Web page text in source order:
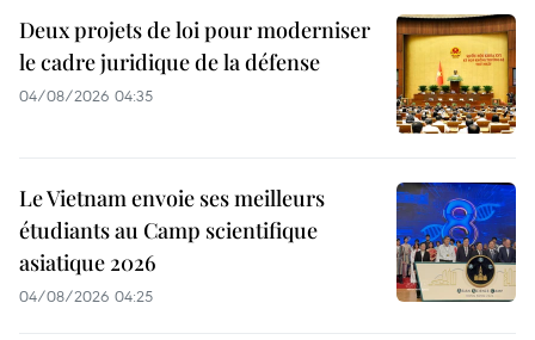
Deux projets de loi pour moderniser
le cadre juridique de la défense
04/08/2026 04:35
Le Vietnam envoie ses meilleurs
étudiants au Camp scientifique
asiatique 2026
04/08/2026 04:25